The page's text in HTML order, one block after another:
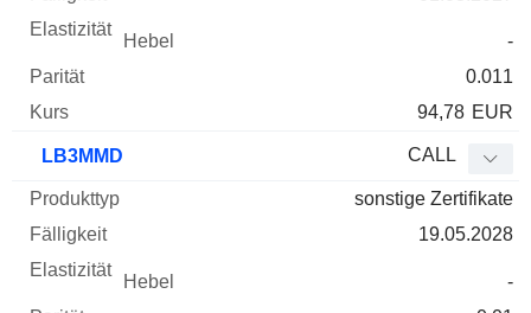
-
0.011
94,78 EUR
LB3MMD CALL
sonstige Zertifikate
19.05.2028
-